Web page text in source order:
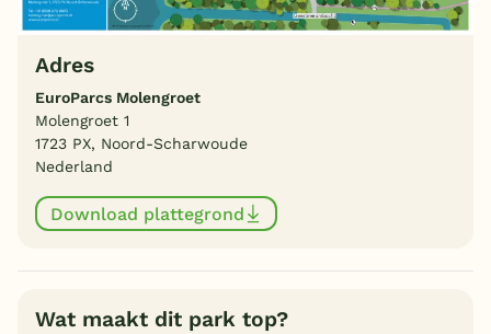
Adres
EuroParcs Molengroet
Molengroet 1
1723 PX, Noord-Scharwoude
Nederland
Download plattegrond
Wat maakt dit park top?